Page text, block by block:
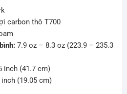
carbon thô T700
7.9 oz – 8.3 oz (223.9 – 235.3
inch (41.7 cm)
(19.05 cm)